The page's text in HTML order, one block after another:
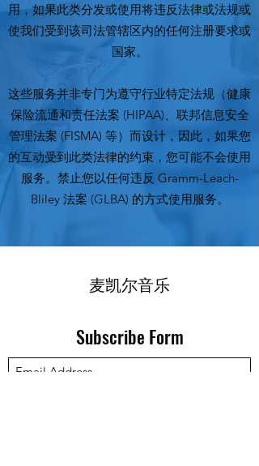
用，如果此类分发或使用将违反法律或法规或
使我们受到该司法管辖区内的任何注册要求或
国家。
这些服务并非专门为遵守行业特定法规（健康
保险流通和责任法案 (HIPAA)、联邦信息安全
管理法案 (FISMA) 等）而设计，因此，如果您
的互动受到此类法律的约束，您可能不会使用
服务。禁止您以任何违反 Gramm-Leach-
Bliley 法案 (GLBA) 的方式使用服务。
麦凯尔音乐
Subscribe Form